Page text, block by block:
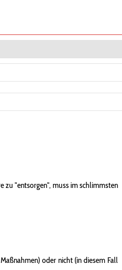
zu "entsorgen", muss im schlimmsten
oder nicht (in diesem Fall